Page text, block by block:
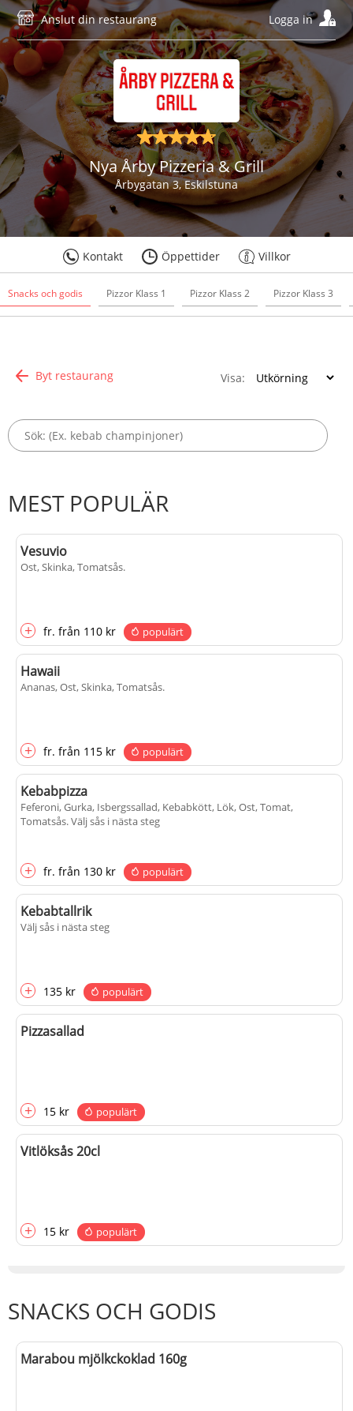
Logga in
Anslut din restaurang
Nya Årby Pizzeria & Grill
Årbygatan 3, Eskilstuna
Kontakt Öppettider Villkor
Snacks och godis Pizzor Klass 1 Pizzor Klass 2 Pizzor Klass 3
Byt restaurang Visa:
MEST POPULÄR
Vesuvio
Ost, Skinka, Tomatsås.
+ fr. från 110 kr populärt
Hawaii
Ananas, Ost, Skinka, Tomatsås.
+ fr. från 115 kr populärt
Kebabpizza
Feferoni, Gurka, Isbergssallad, Kebabkött, Lök, Ost, Tomat,
Tomatsås. Välj sås i nästa steg
+ fr. från 130 kr populärt
Kebabtallrik
Välj sås i nästa steg
+ 135 kr populärt
Pizzasallad
+ 15 kr populärt
Vitlöksås 20cl
+ 15 kr populärt
SNACKS OCH GODIS
Marabou mjölkckoklad 160g